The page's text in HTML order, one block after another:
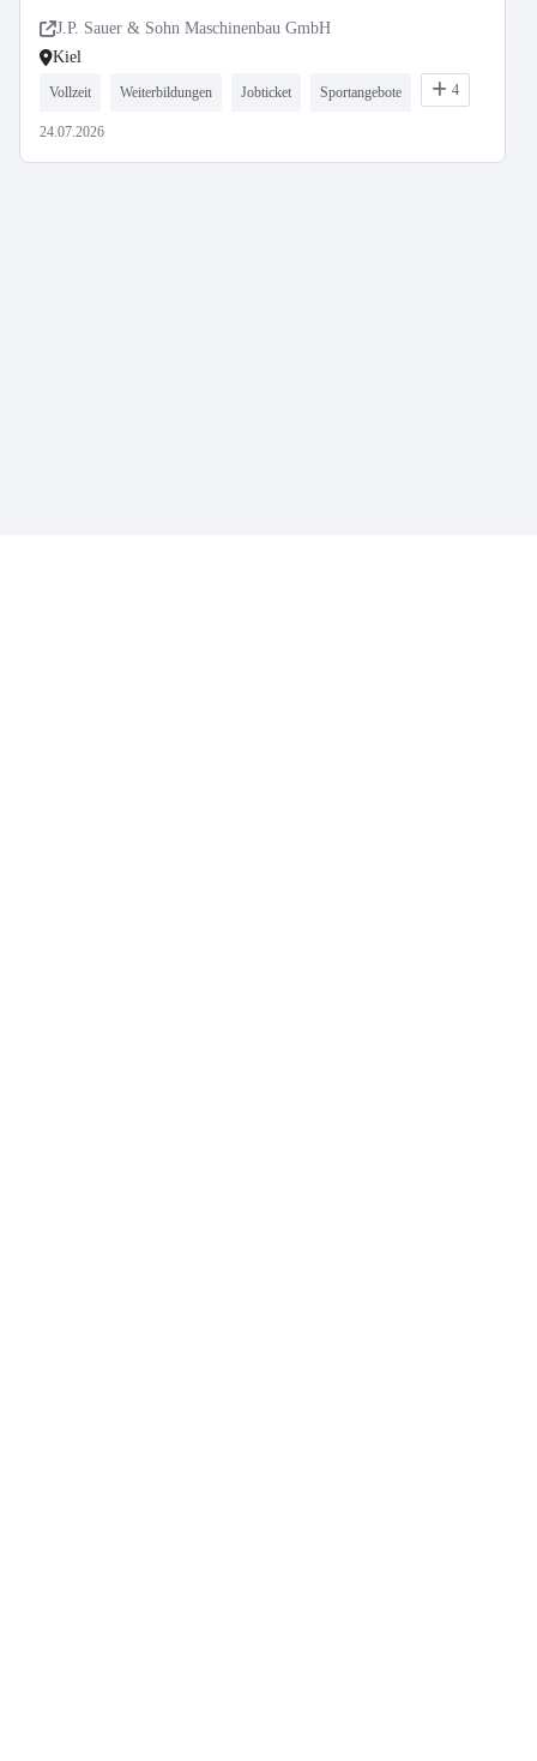
J.P. Sauer & Sohn Maschinenbau GmbH
Kiel
Vollzeit Weiterbildungen Jobticket Sportangebote 4
24.07.2026